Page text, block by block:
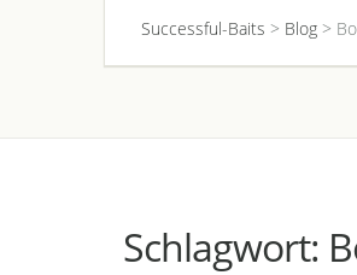
Successful-Baits > Blog >
Schlagwort: